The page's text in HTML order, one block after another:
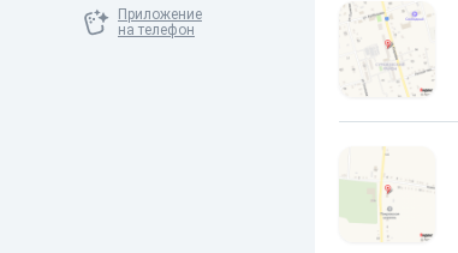
Приложение
на телефон